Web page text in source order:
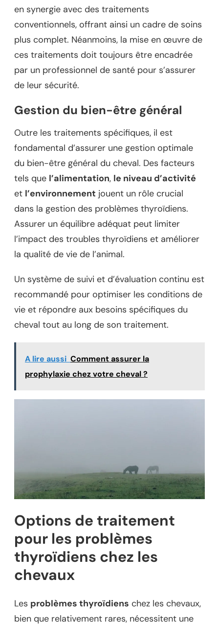
en synergie avec des traitements
conventionnels, offrant ainsi un cadre de soins
plus complet. Néanmoins, la mise en œuvre de
ces traitements doit toujours être encadrée
par un professionnel de santé pour s’assurer
de leur sécurité.
Gestion du bien-être général
Outre les traitements spécifiques, il est
fondamental d’assurer une gestion optimale
du bien-être général du cheval. Des facteurs
tels que l’alimentation, le niveau d’activité
et l’environnement jouent un rôle crucial
dans la gestion des problèmes thyroïdiens.
Assurer un équilibre adéquat peut limiter
l’impact des troubles thyroïdiens et améliorer
la qualité de vie de l’animal.
Un système de suivi et d’évaluation continu est
recommandé pour optimiser les conditions de
vie et répondre aux besoins spécifiques du
cheval tout au long de son traitement.
A lire aussi Comment assurer la
prophylaxie chez votre cheval ?
Options de traitement
pour les problèmes
thyroïdiens chez les
chevaux
Les problèmes thyroïdiens chez les chevaux,
bien que relativement rares, nécessitent une